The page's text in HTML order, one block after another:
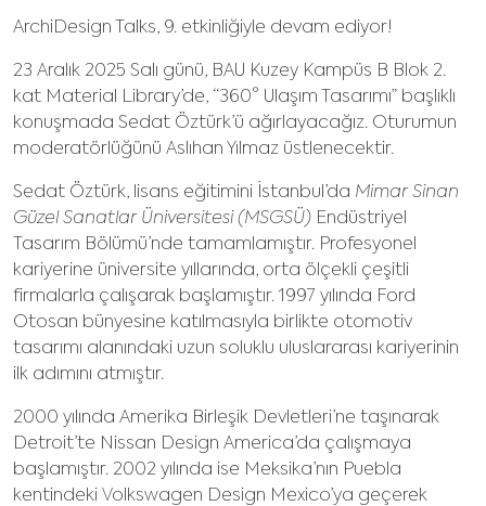
ArchiDesign Talks, 9. etkinliğiyle devam ediyor!
23 Aralık 2025 Salı günü, BAU Kuzey Kampüs B Blok 2.
kat Material Library’de, “360° Ulaşım Tasarımı” başlıklı
konuşmada Sedat Öztürk’ü ağırlayacağız. Oturumun
moderatörlüğünü Aslıhan Yılmaz üstlenecektir.
Sedat Öztürk, lisans eğitimini İstanbul’da Mimar Sinan
Güzel Sanatlar Üniversitesi (MSGSÜ) Endüstriyel
Tasarım Bölümü’nde tamamlamıştır. Profesyonel
kariyerine üniversite yıllarında, orta ölçekli çeşitli
firmalarla çalışarak başlamıştır. 1997 yılında Ford
Otosan bünyesine katılmasıyla birlikte otomotiv
tasarımı alanındaki uzun soluklu uluslararası kariyerinin
ilk adımını atmıştır.
2000 yılında Amerika Birleşik Devletleri’ne taşınarak
Detroit’te Nissan Design America’da çalışmaya
başlamıştır. 2002 yılında ise Meksika’nın Puebla
kentindeki Volkswagen Design Mexico’ya geçerek